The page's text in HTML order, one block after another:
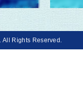
. All Rights Reserved.